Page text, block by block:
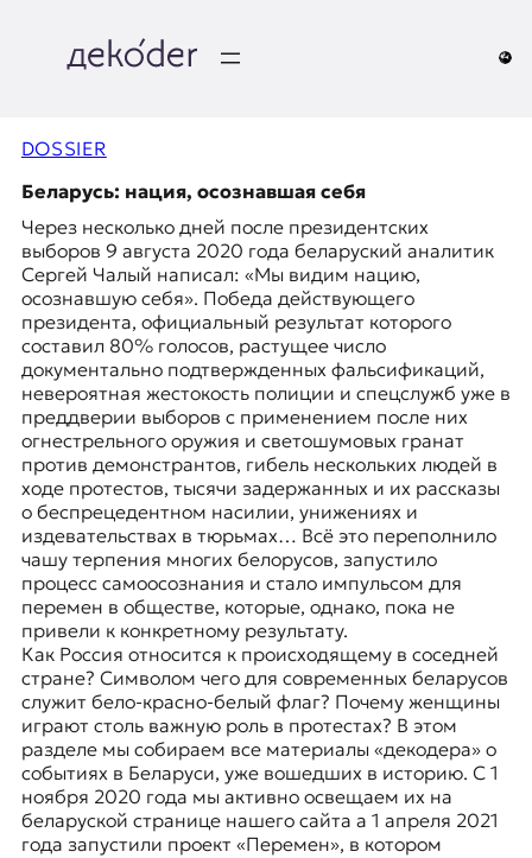
содержимому
e
k
o
d
e
r
|
D
E
K
O
D
E
R
Е
DOSSIER
Беларусь: нация, осознавшая себя
Через несколько дней после президентских
выборов 9 августа 2020 года белaруский аналитик
Сергей Чалый написал: «Мы видим нацию,
осознавшую себя». Победа действующего
президента, официальный результат которого
составил 80% голосов, растущее число
документально подтвержденных фальсификаций,
невероятная жестокость полиции и спецслужб уже в
преддверии выборов с применением после них
огнестрельного оружия и светошумовых гранат
против демонстрантов, гибель нескольких людей в
ходе протестов, тысячи задержанных и их рассказы
о беспрецедентном насилии, унижениях и
издевательствах в тюрьмах… Всё это переполнило
чашу терпения многих белорусов, запустило
процесс самоосознания и стало импульсом для
перемен в обществе, которые, однако, пока не
привели к конкретному результату.
Как Россия относится к происходящему в соседней
стране? Символом чего для современных беларусов
служит бело-красно-белый флаг? Почему женщины
играют столь важную роль в протестах? В этом
разделе мы собираем все материалы «декодера» о
событиях в Беларуси, уже вошедших в историю. С 1
ноября 2020 года мы активно освещаем их на
белaруской странице нашего сайта а 1 апреля 2021
года запустили проект «Перемен», в котором